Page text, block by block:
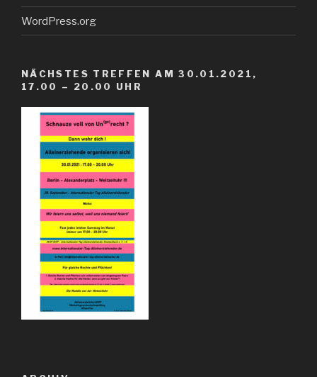
WordPress.org
NÄCHSTES TREFFEN AM 30.01.2021,
17.00 – 20.00 UHR